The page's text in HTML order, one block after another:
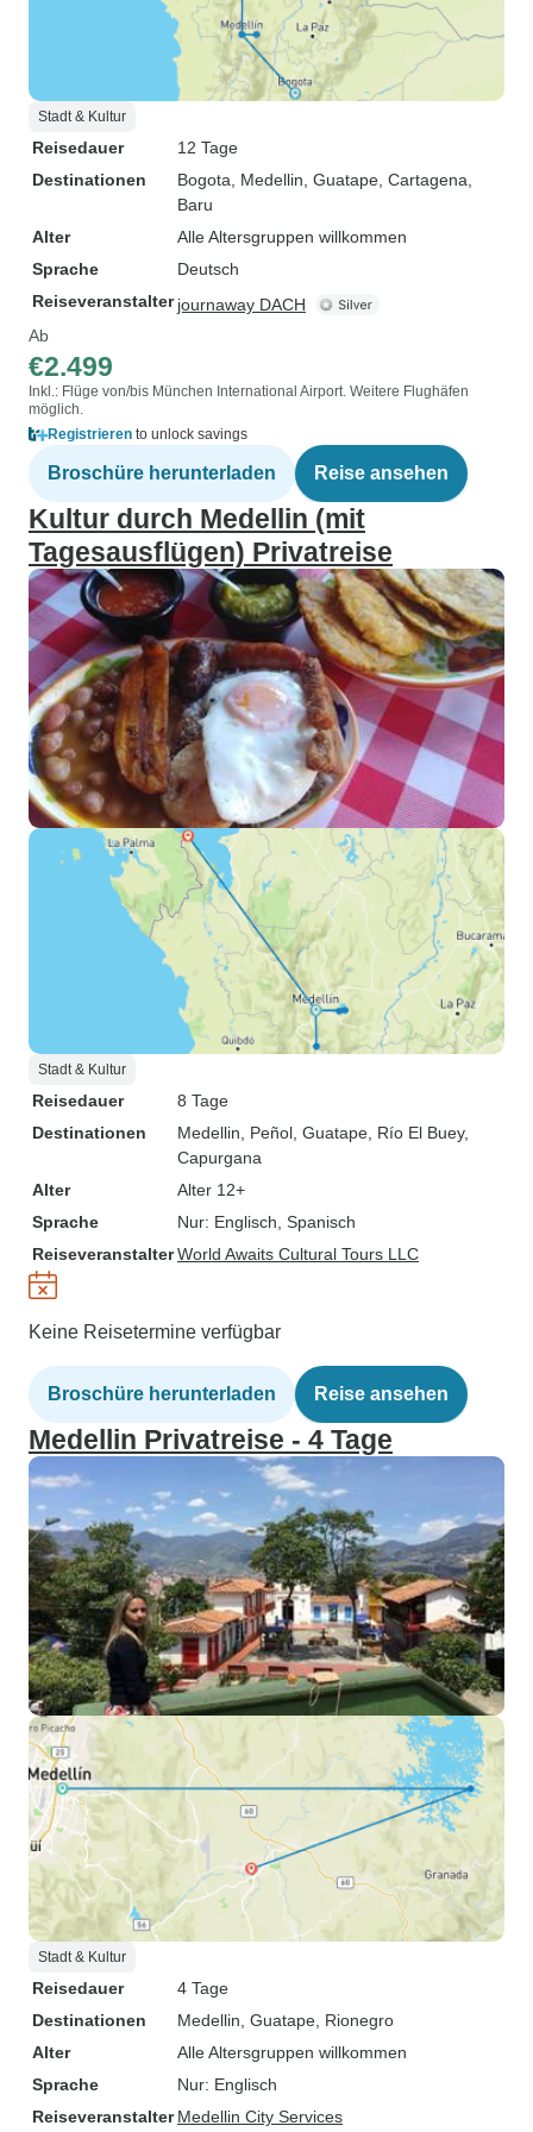
Stadt & Kultur
Reisedauer
12 Tage
Destinationen
Bogota , Medellin , Guatape , Cartagena
Baru
Alter
Alle Altersgruppen willkommen
Sprache
Deutsch
Reiseveranstalter journaway DACH
Ab
€2.499
Inkl.: Flüge von/bis München International Airport. Weitere Flughäfen
möglich.
Registrieren to unlock savings
Broschüre herunterladen Reise ansehen
Kultur durch Medellin (mit
Tagesausflügen) Privatreise
Stadt & Kultur
Reisedauer
8 Tage
Destinationen
Medellin , Peñol , Guatape , Río El Buey,
Capurgana
Alter
Alter 12+
Sprache
Nur: Englisch, Spanisch
ReiseveranstalterWorld Awaits Cultural Tours LLC
Keine Reisetermine verfügbar
Broschüre herunterladen Reise ansehen
Medellin Privatreise - 4 Tage
Stadt & Kultur
Reisedauer
4 Tage
Destinationen
Medellin , Guatape , Rionegro
Alter
Alle Altersgruppen willkommen
Sprache
Nur: Englisch
Reiseveranstalter Medellin City Services